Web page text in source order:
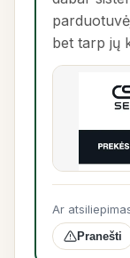
bet tarp jų
Ar
Pranešti